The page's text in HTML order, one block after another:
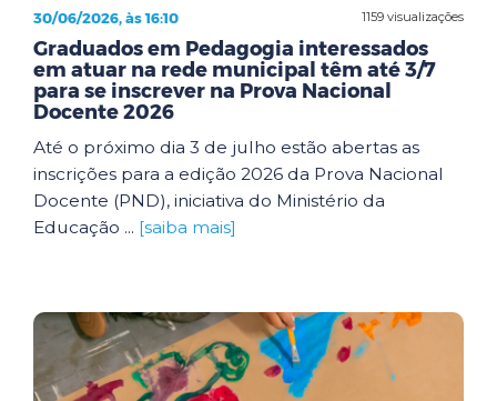
1159 visualizações
30/06/2026, às 16:10
Graduados em Pedagogia interessados
em atuar na rede municipal têm até 3/7
para se inscrever na Prova Nacional
Docente 2026
Até o próximo dia 3 de julho estão abertas as
inscrições para a edição 2026 da Prova Nacional
Docente (PND), iniciativa do Ministério da
Educação ... [saiba mais]